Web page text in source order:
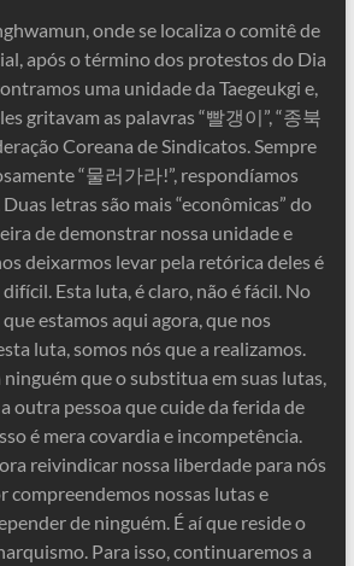
onde se localiza o comitê de
após o término dos protestos do Dia
uma unidade da Taegeukgi e,
gritavam as palavras “빨갱이”, “종북
Coreana de Sindicatos. Sempre
“물러가라!”, respondíamos
letras são mais “econômicas” do
de demonstrar nossa unidade e
deixarmos levar pela retórica deles é
Esta luta, é claro, não é fácil. No
estamos aqui agora, que nos
luta, somos nós que a realizamos.
ninguém que o substitua em suas lutas,
outra pessoa que cuide da ferida de
é mera covardia e incompetência.
reivindicar nossa liberdade para nós
compreendemos nossas lutas e
de ninguém. É aí que reside o
Para isso, continuaremos a